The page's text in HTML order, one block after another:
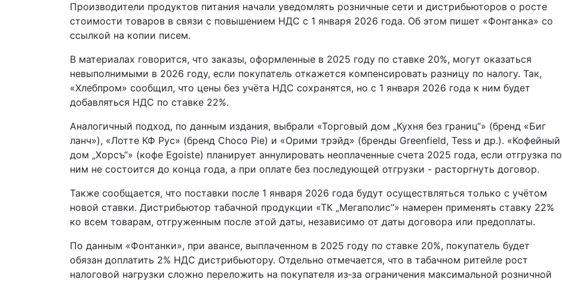
Производители продуктов питания начали уведомлять розничные сети и дистрибьюторов о росте
стоимости товаров в связи с повышением НДС с 1 января 2026 года. Об этом пишет «Фонтанка» со
ссылкой на копии писем.
В материалах говорится, что заказы, оформленные в 2025 году по ставке 20%, могут оказаться
невыполнимыми в 2026 году, если покупатель откажется компенсировать разницу по налогу. Так,
«Хлебпром» сообщил, что цены без учёта НДС сохранятся, но с 1 января 2026 года к ним будет
добавляться НДС по ставке 22%.
Аналогичный подход, по данным издания, выбрали «Торговый дом „Кухня без границ“» (бренд «Биг
ланч»), «Лотте КФ Рус» (бренд Choco Pie) и «Орими трэйд» (бренды Greenfield, Tess и др.). «Кофейный
дом „Хорсъ“» (кофе Egoiste) планирует аннулировать неоплаченные счета 2025 года, если отгрузка по
ним не состоится до конца года, а при оплате без последующей отгрузки - расторгнуть договор.
Также сообщается, что поставки после 1 января 2026 года будут осуществляться только с учётом
новой ставки. Дистрибьютор табачной продукции «ТК „Мегаполис“» намерен применять ставку 22%
ко всем товарам, отгруженным после этой даты, независимо от даты договора или предоплаты.
По данным «Фонтанки», при авансе, выплаченном в 2025 году по ставке 20%, покупатель будет
обязан доплатить 2% НДС дистрибьютору. Отдельно отмечается, что в табачном ритейле рост
налоговой нагрузки сложно переложить на покупателя из‑за ограничения максимальной розничной